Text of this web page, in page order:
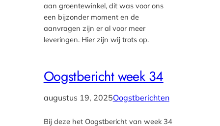
aan groentewinkel, dit was voor ons
een bijzonder moment en de
aanvragen zijn er al voor meer
leveringen. Hier zijn wij trots op.
Oogstbericht week 34
augustus 19, 2025Oogstberichten
Bij deze het Oogstbericht van week 34